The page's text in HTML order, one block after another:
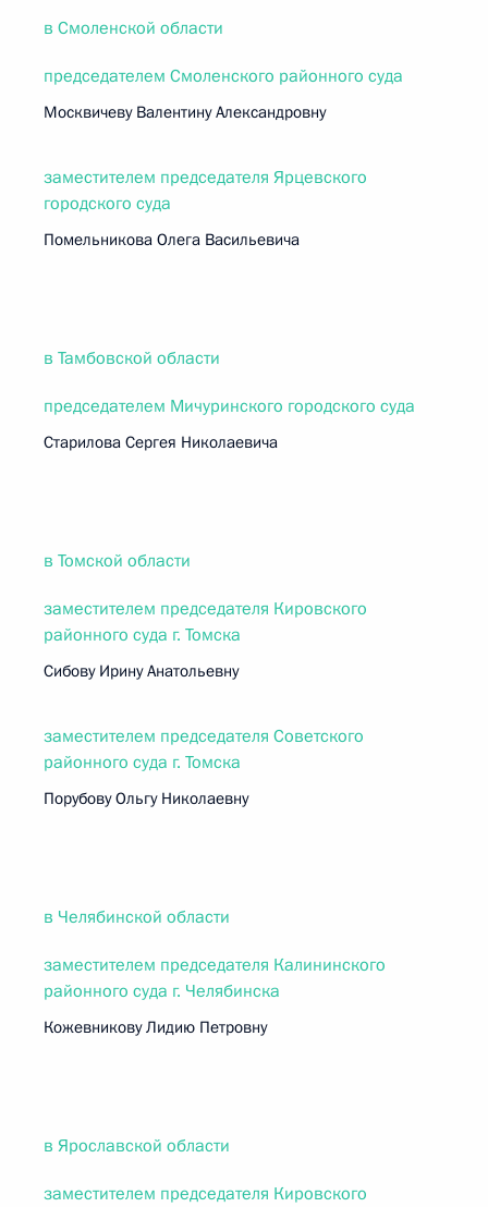
в Смоленской области
председателем Смоленского районного суда
Москвичеву Валентину Александровну
заместителем председателя Ярцевского
городского суда
Помельникова Олега Васильевича
в Тамбовской области
председателем Мичуринского городского суда
Старилова Сергея Николаевича
в Томской области
заместителем председателя Кировского
районного суда г. Томска
Сибову Ирину Анатольевну
заместителем председателя Советского
районного суда г. Томска
Порубову Ольгу Николаевну
в Челябинской области
заместителем председателя Калининского
районного суда г. Челябинска
Кожевникову Лидию Петровну
в Ярославской области
заместителем председателя Кировского